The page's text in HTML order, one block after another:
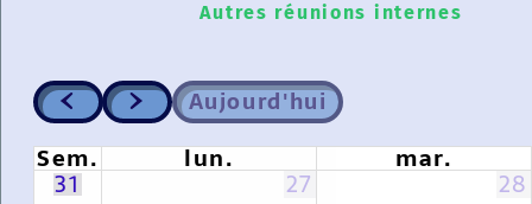
Autres réunions internes
Aujourd'hui
Sem. lun. mar.
31 27 28